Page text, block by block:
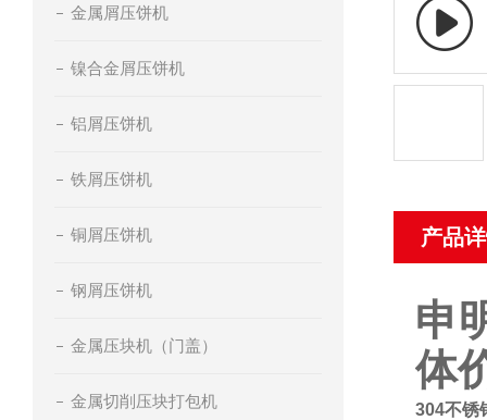
金属屑压饼机
镍合金屑压饼机
铝屑压饼机
铁屑压饼机
铜屑压饼机
钢屑压饼机
金属压块机（门盖）
金属切削压块打包机
产品
申
体
304不锈